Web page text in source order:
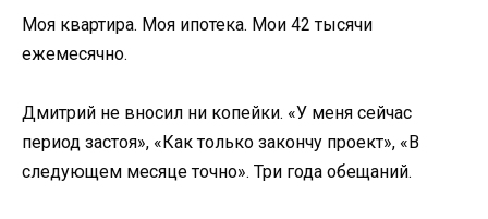
Моя квартира. Моя ипотека. Мои 42 тысячи
ежемесячно.
Дмитрий не вносил ни копейки. «У меня сейчас
период застоя», «Как только закончу проект», «В
следующем месяце точно». Три года обещаний.